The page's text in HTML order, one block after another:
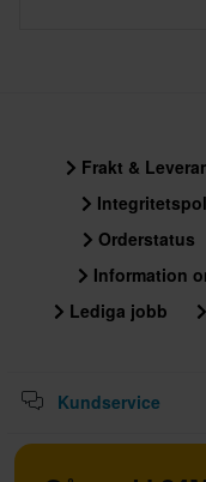
Frakt &
Orderstatus
Information
Lediga jobb
Kundservice